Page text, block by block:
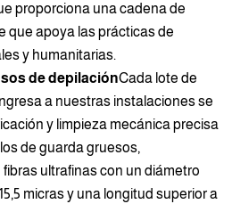
proporciona una cadena de
que apoya las prácticas de
y humanitarias.
de depilaciónCada lote de
a nuestras instalaciones se
y limpieza mecánica precisa
de guarda gruesos,
ultrafinas con un diámetro
micras y una longitud superior a